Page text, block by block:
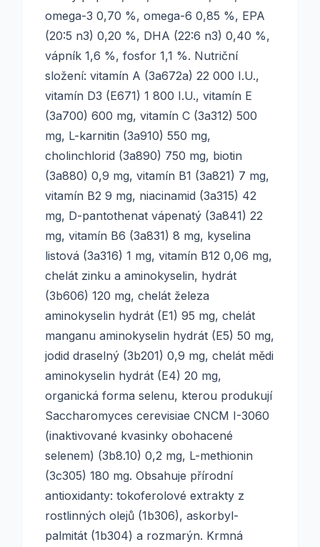
omega-3 0,70 %, omega-6 0,85 %, EPA
(20:5 n3) 0,20 %, DHA (22:6 n3) 0,40 %,
vápník 1,6 %, fosfor 1,1 %. Nutriční
složení: vitamín A (3a672a) 22 000 I.U.,
vitamín D3 (E671) 1 800 I.U., vitamín E
(3a700) 600 mg, vitamín C (3a312) 500
mg, L-karnitin (3a910) 550 mg,
cholinchlorid (3a890) 750 mg, biotin
(3a880) 0,9 mg, vitamín B1 (3a821) 7 mg,
vitamín B2 9 mg, niacinamid (3a315) 42
mg, D-pantothenat vápenatý (3a841) 22
mg, vitamín B6 (3a831) 8 mg, kyselina
listová (3a316) 1 mg, vitamín B12 0,06 mg,
chelát zinku a aminokyselin, hydrát
(3b606) 120 mg, chelát železa
aminokyselin hydrát (E1) 95 mg, chelát
manganu aminokyselin hydrát (E5) 50 mg,
jodid draselný (3b201) 0,9 mg, chelát mědi
aminokyselin hydrát (E4) 20 mg,
organická forma selenu, kterou produkují
Saccharomyces cerevisiae CNCM I-3060
(inaktivované kvasinky obohacené
selenem) (3b8.10) 0,2 mg, L-methionin
(3c305) 180 mg. Obsahuje přírodní
antioxidanty: tokoferolové extrakty z
rostlinných olejů (1b306), askorbyl-
palmitát (1b304) a rozmarýn. Krmná